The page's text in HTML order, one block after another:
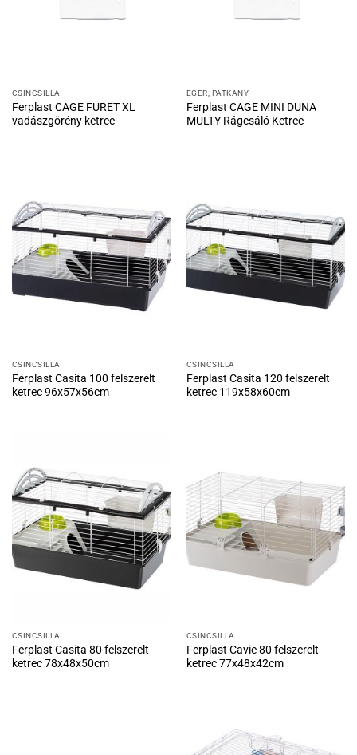
CSINCSILLA
Ferplast CAGE FURET XL
vadászgörény ketrec
EGÉR, PATKÁNY
Ferplast CAGE MINI DUNA
MULTY Rágcsáló Ketrec
CSINCSILLA
Ferplast Casita 100 felszerelt
ketrec 96x57x56cm
CSINCSILLA
Ferplast Casita 120 felszerelt
ketrec 119x58x60cm
CSINCSILLA
Ferplast Casita 80 felszerelt
ketrec 78x48x50cm
CSINCSILLA
Ferplast Cavie 80 felszerelt
ketrec 77x48x42cm